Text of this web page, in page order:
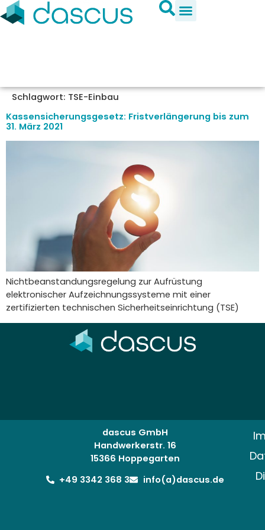
Schlagwort: TSE-Einbau
Kassensicherungsgesetz: Fristverlängerung bis zum
31. März 2021
Nichtbeanstandungsregelung zur Aufrüstung
elektronischer Aufzeichnungssysteme mit einer
zertifizierten technischen Sicherheitseinrichtung (TSE)
dascus GmbH
Handwerkerstr. 16
15366 Hoppegarten
+49 3342 368 3
info(a)dascus.de